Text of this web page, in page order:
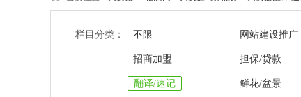
栏目分类： 不限 网站建设推广
招商加盟 担保/贷款
翻译/速记 鲜花/盆景